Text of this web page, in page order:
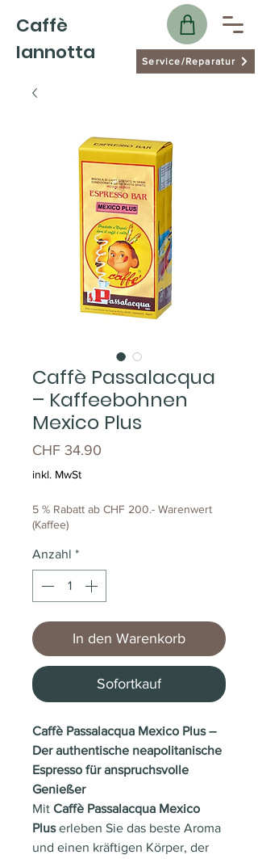
Caffè
Iannotta
Service/Reparatur
Caffè Passalacqua
– Kaffeebohnen
Mexico Plus
CHF 34.90
inkl. MwSt
5 % Rabatt ab CHF 200.- Warenwert
(Kaffee)
Anzahl *
In den Warenkorb
Sofortkauf
Caffè Passalacqua Mexico Plus –
Der authentische neapolitanische
Espresso für anspruchsvolle
Genießer
Mit Caffè Passalacqua Mexico
Pluserleben Sie das beste Aroma
und einen kräftigen Körper, der